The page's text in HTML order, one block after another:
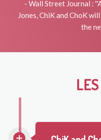
- Wall Street Journal :
Jones, ChiK and ChoK
the